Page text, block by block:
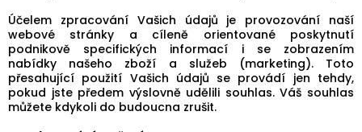
Účelem zpracování Vašich údajů je provozování naší
webové stránky a cíleně orientované poskytnutí
podnikově specifických informací i se zobrazením
nabídky našeho zboží a služeb (marketing). Toto
přesahující použití Vašich údajů se provádí jen tehdy,
pokud jste předem výslovně udělili souhlas. Váš souhlas
můžete kdykoli do budoucna zrušit.